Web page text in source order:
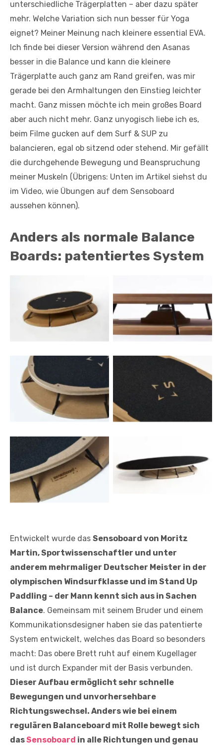
unterschiedliche Trägerplatten – aber dazu später
mehr. Welche Variation sich nun besser für Yoga
eignet? Meiner Meinung nach kleinere essential EVA.
Ich finde bei dieser Version während den Asanas
besser in die Balance und kann die kleinere
Trägerplatte auch ganz am Rand greifen, was mir
gerade bei den Armhaltungen den Einstieg leichter
macht. Ganz missen möchte ich mein großes Board
aber auch nicht mehr. Ganz unyogisch liebe ich es,
beim Filme gucken auf dem Surf & SUP zu
balancieren, egal ob sitzend oder stehend. Mir gefällt
die durchgehende Bewegung und Beanspruchung
meiner Muskeln (Übrigens: Unten im Artikel siehst du
im Video, wie Übungen auf dem Sensoboard
aussehen können).
Anders als normale Balance
Boards: patentiertes System
No Caption No Caption
No Caption No Caption
No Caption No Caption
Entwickelt wurde das Sensoboard von Moritz
Martin, Sportwissenschaftler und unter
anderem mehrmaliger Deutscher Meister in der
olympischen Windsurfklasse und im Stand Up
Paddling – der Mann kennt sich aus in Sachen
Balance. Gemeinsam mit seinem Bruder und einem
Kommunikationsdesigner haben sie das patentierte
System entwickelt, welches das Board so besonders
macht: Das obere Brett ruht auf einem Kugellager
und ist durch Expander mit der Basis verbunden.
Dieser Aufbau ermöglicht sehr schnelle
Bewegungen und unvorhersehbare
Richtungswechsel. Anders wie bei einem
regulären Balanceboard mit Rolle bewegt sich
dasSensoboard in alle Richtungen und genau